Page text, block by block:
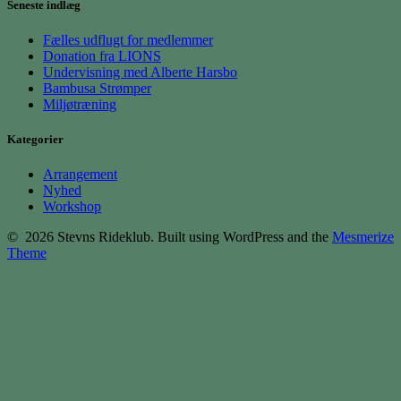
Seneste indlæg
Fælles udflugt for medlemmer
Donation fra LIONS
Undervisning med Alberte Harsbo
Bambusa Strømper
Miljøtræning
Kategorier
Arrangement
Nyhed
Workshop
© 2026 Stevns Rideklub. Built using WordPress and the Mesmerize
Theme